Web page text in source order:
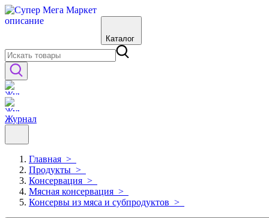
Каталог
Журнал
Главная >
Продукты >
Консервация >
Мясная консервация >
Консервы из мяса и субпродуктов >